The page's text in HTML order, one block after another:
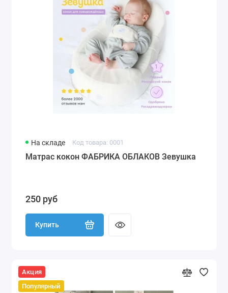
На складе Код товара: 0001
Матрас кокон ФАБРИКА ОБЛАКОВ Зевушка
250 руб
Купить
Акция
Популярный